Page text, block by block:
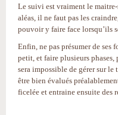
Le suivi est vraiment le
aléas, il ne faut pas les
pouvoir y faire face lorsqu’ils
Enfin, ne pas présumer de ses
petit, et faire plusieurs
sera impossible de gérer sur
être bien évalués
ficelée et entraine ensuite des